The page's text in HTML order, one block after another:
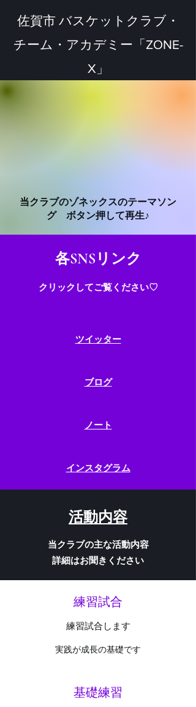
佐賀市 バスケットクラブ・
チーム・アカデミー「ZONE-
X」
​当クラブのゾネックスのテーマソン
グ ボタン押して再生♪
​​各SNSリンク
クリックしてご覧ください♡
​​ツイッター
​ブログ
​ノート
​インスタグラム
​活動内容
当クラブの主な活動内容
詳細はお聞きください
​練習試合
​練習試合します
​実践が成長の基礎です
​基礎練習